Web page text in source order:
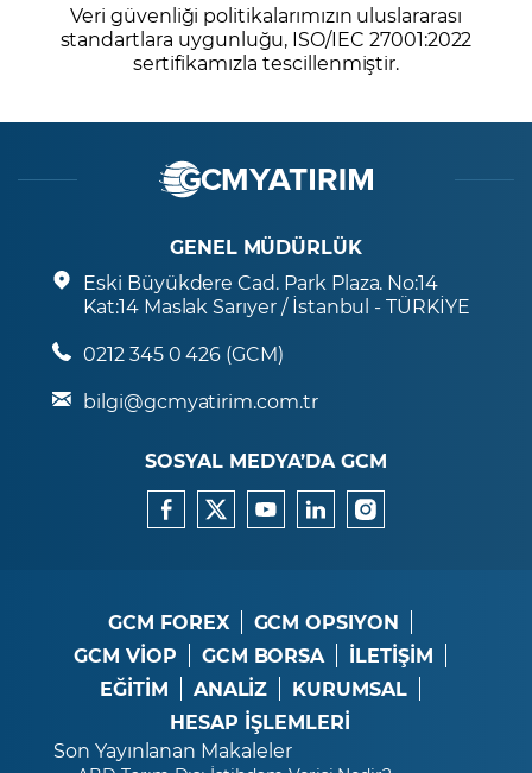
Veri güvenliği politikalarımızın uluslararası
standartlara uygunluğu, ISO/IEC 27001:2022
sertifikamızla tescillenmiştir.
GENEL MÜDÜRLÜK
Eski Büyükdere Cad. Park Plaza. No:14
Kat:14 Maslak Sarıyer / İstanbul - TÜRKİYE
0212 345 0 426 (GCM)
bilgi@gcmyatirim.com.tr
SOSYAL MEDYA’DA GCM
GCM FOREX
GCM OPSIYON
GCM VİOP
GCM BORSA
İLETİŞİM
EĞİTİM
ANALİZ
KURUMSAL
HESAP İŞLEMLERİ
Son Yayınlanan Makaleler